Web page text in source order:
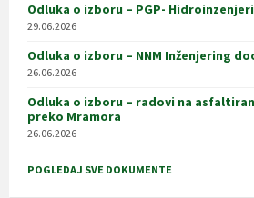
Odluka o izboru – PGP-
29.06.2026
Odluka o izboru – NNM Inženjering
26.06.2026
Odluka o izboru – radovi na
preko Mramora
26.06.2026
POGLEDAJ SVE DOKUMENTE